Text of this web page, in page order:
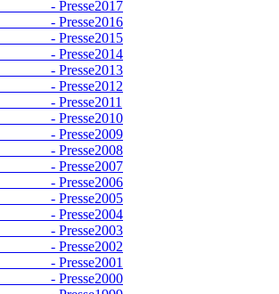
- Presse2017
- Presse2016
- Presse2015
- Presse2014
- Presse2013
- Presse2012
- Presse2011
- Presse2010
- Presse2009
- Presse2008
- Presse2007
- Presse2006
- Presse2005
- Presse2004
- Presse2003
- Presse2002
- Presse2001
- Presse2000